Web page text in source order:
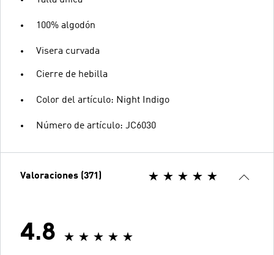
100% algodón
Visera curvada
Cierre de hebilla
Color del artículo: Night Indigo
Número de artículo: JC6030
Valoraciones (371)
4.8